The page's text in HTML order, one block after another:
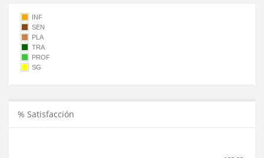
INF
SEN
PLA
TRA
PROF
SG
% Satisfacción